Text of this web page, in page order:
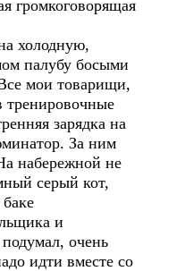
громкоговорящая
холодную,
палубу босыми
мои товарищи,
тренировочные
зарядка на
За ним
набережной не
серый кот,
и
очень
идти вместе со